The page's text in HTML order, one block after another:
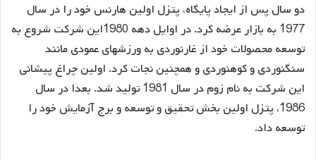
دو سال پس از ایجاد پایگاه، پتزل اولین هارنس خود را در سال
1977 به بازار عرضه کرد. در اوایل دهه 1980این شرکت شروع به
توسعه محصولات خود از غارنوردی به ورزشهای عمودی مانند
سنگنوردی و کوهنوردی و همچنین نجات کرد. اولین چراغ پیشانی
این شرکت به نام زوم در سال 1981 تولید شد. بعدا در سال
1986، پتزل اولین بخش تحقیق و توسعه و برج آزمایش خود را
توسعه داد.